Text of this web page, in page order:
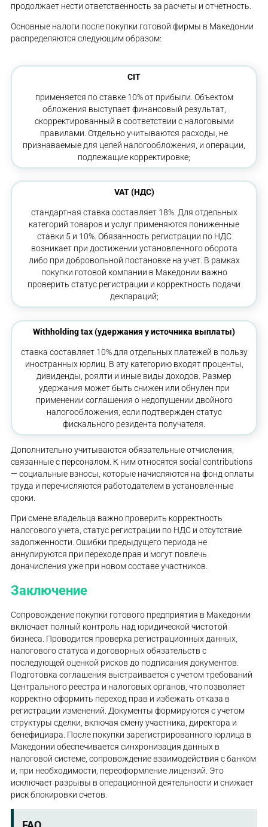
продолжает нести ответственность за расчеты и отчетность.
Основные налоги после покупки готовой фирмы в Македонии
распределяются следующим образом:
CIT
применяется по ставке 10% от прибыли. Объектом
обложения выступает финансовый результат,
скорректированный в соответствии с налоговыми
правилами. Отдельно учитываются расходы, не
признаваемые для целей налогообложения, и операции,
подлежащие корректировке;
VAT (НДС)
стандартная ставка составляет 18%. Для отдельных
категорий товаров и услуг применяются пониженные
ставки 5 и 10%. Обязанность регистрации по НДС
возникает при достижении установленного оборота
либо при добровольной постановке на учет. В рамках
покупки готовой компании в Македонии важно
проверить статус регистрации и корректность подачи
деклараций;
Withholding tax (удержания у источника выплаты)
ставка составляет 10% для отдельных платежей в пользу
иностранных юрлиц. В эту категорию входят проценты,
дивиденды, роялти и иные виды доходов. Размер
удержания может быть снижен или обнулен при
применении соглашения о недопущении двойного
налогообложения, если подтвержден статус
фискального резидента получателя.
Дополнительно учитываются обязательные отчисления,
связанные с персоналом. К ним относятся social contributions
— социальные взносы, которые начисляются на фонд оплаты
труда и перечисляются работодателем в установленные
сроки.
При смене владельца важно проверить корректность
налогового учета, статус регистрации по НДС и отсутствие
задолженности. Ошибки предыдущего периода не
аннулируются при переходе прав и могут повлечь
доначисления уже при новом составе участников.
Заключение
Сопровождение покупки готового предприятия в Македонии
включает полный контроль над юридической чистотой
бизнеса. Проводится проверка регистрационных данных,
налогового статуса и договорных обязательств с
последующей оценкой рисков до подписания документов.
Подготовка соглашения выстраивается с учетом требований
Центрального реестра и налоговых органов, что позволяет
корректно оформить переход прав и избежать отказа в
регистрации изменений. Документы формируются с учетом
структуры сделки, включая смену участника, директора и
бенефициара. После покупки зарегистрированного юрлица в
Македонии обеспечивается синхронизация данных в
налоговой системе, сопровождение взаимодействия с банком
и, при необходимости, переоформление лицензий. Это
исключает разрывы в операционной деятельности и снижает
риск блокировки счетов.